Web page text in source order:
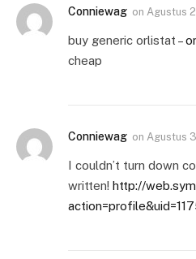
Conniewag on Agustus
buy generic orlistat –
cheap
Conniewag on Agustus
I couldn’t turn down
written! http://